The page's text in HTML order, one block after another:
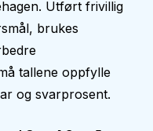
Utført frivillig
brukes
tallene oppfylle
og svarprosent.